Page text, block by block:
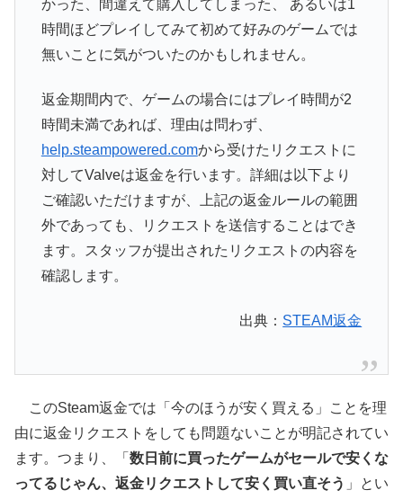
かった、間違えて購入してしまった、 あるいは1
時間ほどプレイしてみて初めて好みのゲームでは
無いことに気がついたのかもしれません。
返金期間内で、ゲームの場合にはプレイ時間が2
時間未満であれば、理由は問わず、
help.steampowered.comから受けたリクエストに
対してValveは返金を行います。詳細は以下より
ご確認いただけますが、上記の返金ルールの範囲
外であっても、リクエストを送信することはでき
ます。スタッフが提出されたリクエストの内容を
確認します。
出典： STEAM返金
このSteam返金では「今のほうが安く買える」ことを理
由に返金リクエストをしても問題ないことが明記されてい
ます。つまり、「 数日前に買ったゲームがセールで安くな
ってるじゃん、返金リクエストして安く買い直そう 」とい